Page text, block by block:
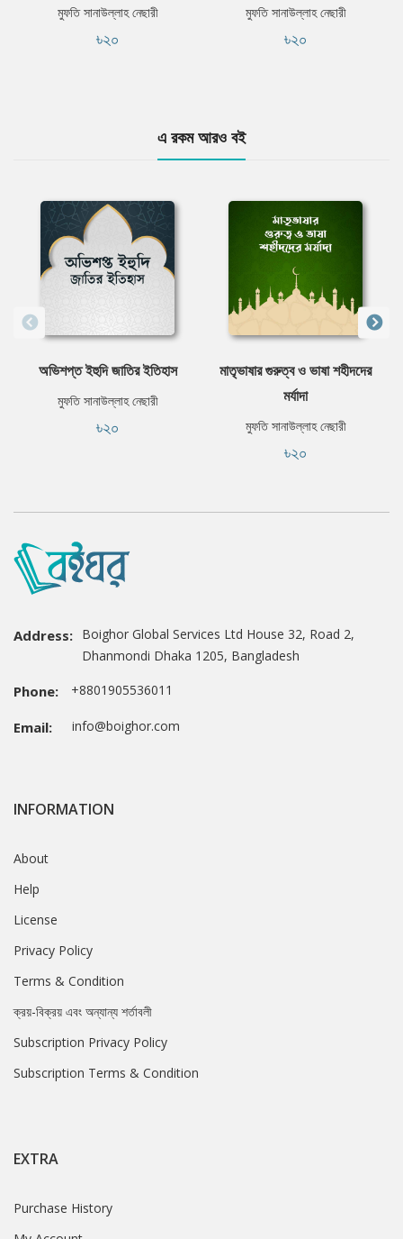
মুফতি সানাউল্লাহ নেছারী
৳২০
মুফতি সানাউল্লাহ নেছারী
৳২০
এ রকম আরও বই
অভিশপ্ত ইহুদি জাতির ইতিহাস
মুফতি সানাউল্লাহ নেছারী
৳২০
মাতৃভাষার গুরুত্ব ও ভাষা শহীদদের
মর্যাদা
মুফতি সানাউল্লাহ নেছারী
৳২০
Address: Boighor Global Services Ltd House 32, Road 2,
Dhanmondi Dhaka 1205, Bangladesh
Phone: +8801905536011
Email: info@boighor.com
INFORMATION
About
Help
License
Privacy Policy
Terms & Condition
ক্রয়-বিক্রয় এবং অন্যান্য শর্তাবলী
Subscription Privacy Policy
Subscription Terms & Condition
EXTRA
Purchase History